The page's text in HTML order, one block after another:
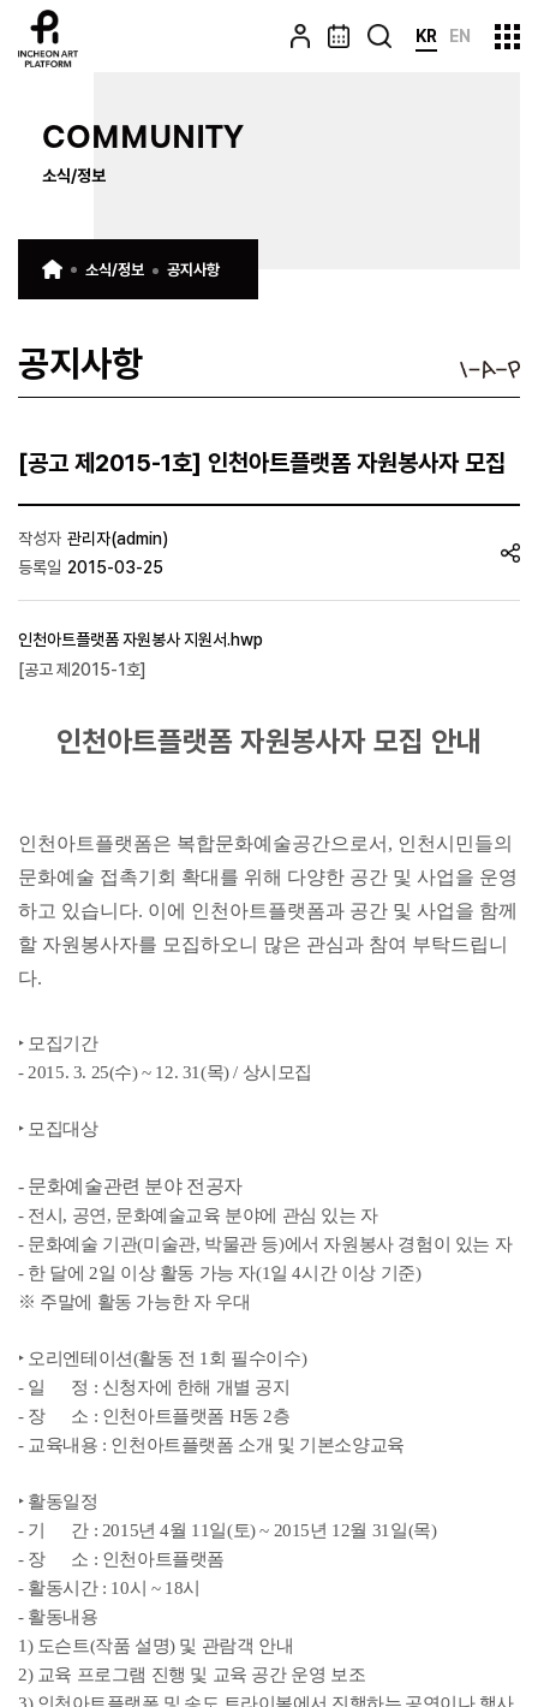
KR EN
COMMUNITY
소식/정보
소식/정보 공지사항
공지사항
[공고 제2015-1호] 인천아트플랫폼 자원봉사자 모집
작성자 관리자(admin)
등록일 2015-03-25
인천아트플랫폼 자원봉사 지원서.hwp
[공고 제2015-1호]
인천아트플랫폼 자원봉사자 모집 안내
인천아트플랫폼은 복합문화예술공간으로서, 인천시민들의
문화예술 접촉기회 확대를 위해 다양한 공간 및 사업을 운영
하고 있습니다. 이에 인천아트플랫폼과 공간 및 사업을 함께
할 자원봉사자를 모집하오니 많은 관심과 참여 부탁드립니
다.
‣ 모집기간
- 2015. 3. 25(수) ~ 12. 31(목) / 상시모집
‣ 모집대상
- 문화예술관련 분야 전공자
- 전시 , 공연 , 문화예술교육 분야에 관심 있는 자
- 문화예술 기관(미술관, 박물관 등)에서 자원봉사 경험이 있는 자
- 한 달에 2일 이상 활동 가능 자(1일4시간 이상 기준)
※ 주말에 활동 가능한 자 우대
‣ 오리엔테이션(활동 전 1회 필수이수)
- 일 정 : 신청자에 한해 개별 공지
- 장 소 : 인천아트플랫폼 H동 2층
- 교육내용 : 인천아트플랫폼 소개 및 기본소양교육
‣ 활동일정
- 기 간 : 2015년4월 11일(토) ~ 2015년 12월 31 일(목)
- 장 소 : 인천아트플랫폼
- 활동시간 : 10시 ~ 18시
- 활동내용
1) 도슨트(작품 설명) 및 관람객 안내
2) 교육 프로그램 진행 및 교육 공간 운영 보조